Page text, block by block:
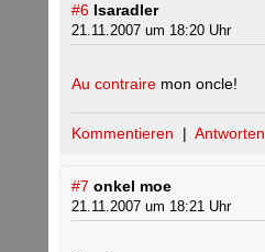
#6 Isaradler
21.11.2007 um 18:20 Uhr
Au contraire mon oncle!
Kommentieren | Antworten
#7 onkel moe
21.11.2007 um 18:21 Uhr